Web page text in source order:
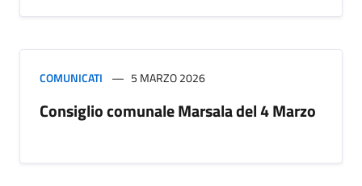
COMUNICATI 5 MARZO 2026
Consiglio comunale Marsala del 4 Marzo